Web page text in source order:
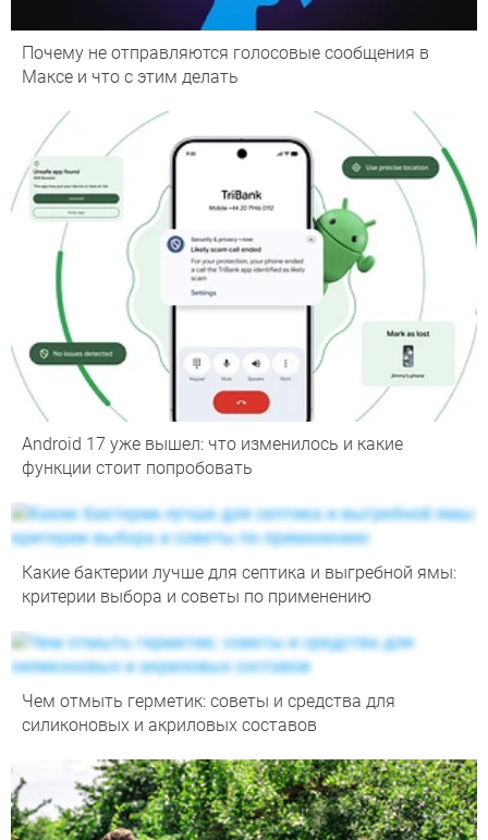
Почему не отправляются голосовые сообщения в
Максе и что с этим делать
Android 17 уже вышел: что изменилось и какие
функции стоит попробовать
Какие бактерии лучше для септика и выгребной ямы:
критерии выбора и советы по применению
Чем отмыть герметик: советы и средства для
силиконовых и акриловых составов